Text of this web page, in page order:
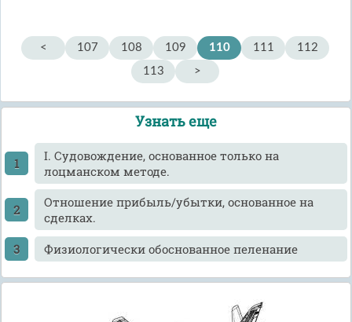
< 107 108 109 110 111
112
113
>
Узнать еще
I. Судовождение, основанное только на
лоцманском методе.
Отношение прибыль/убытки, основанное на
сделках.
Физиологически обоснованное пеленание